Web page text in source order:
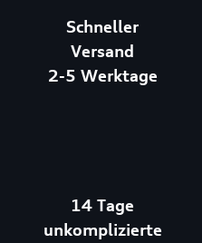
Schneller
Versand
2-5 Werktage
14 Tage
unkomplizierte